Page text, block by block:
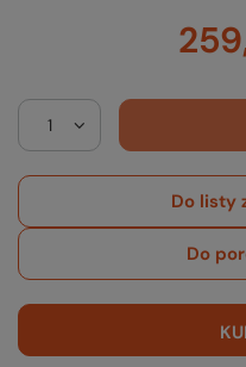
Do listy
Do